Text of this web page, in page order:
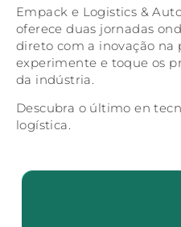
Empack e Logistics &
oferece duas jornadas
direto com a inovação na
experimente e toque os
da indústria.
Descubra o último en
logística.